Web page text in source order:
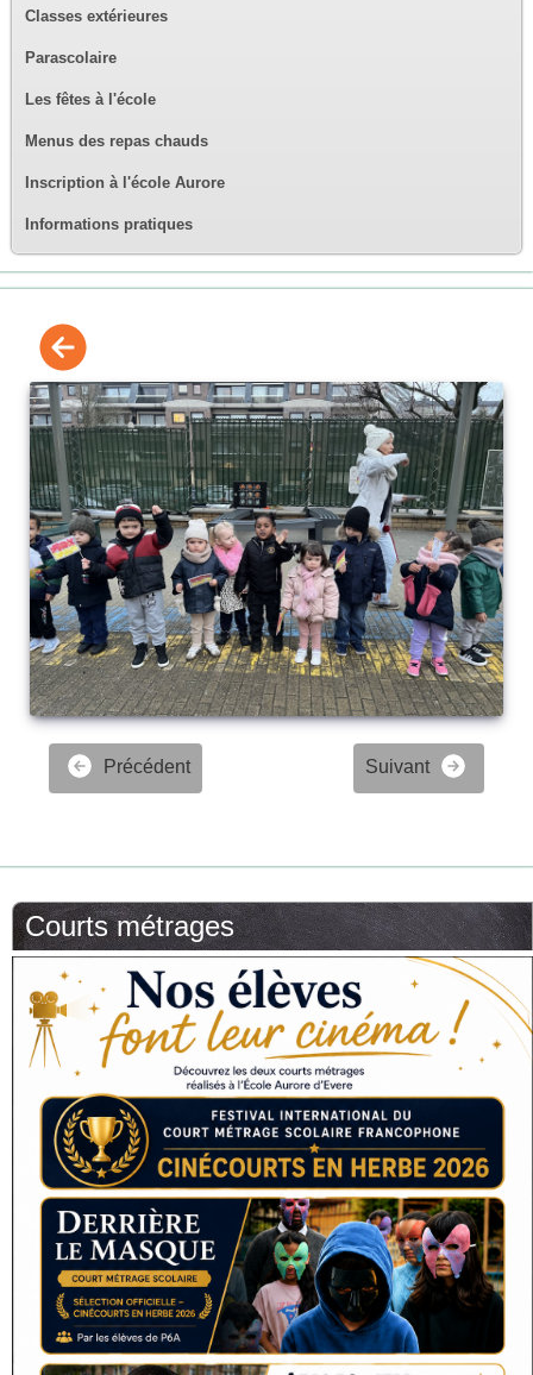
Classes extérieures
Parascolaire
Les fêtes à l'école
Menus des repas chauds
Inscription à l'école Aurore
Informations pratiques
Précédent Suivant
Courts métrages